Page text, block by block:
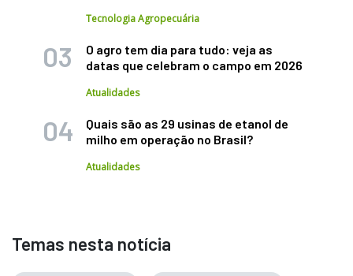
Tecnologia Agropecuária
O agro tem dia para tudo: veja as
datas que celebram o campo em 2026
Atualidades
Quais são as 29 usinas de etanol de
milho em operação no Brasil?
Atualidades
Temas nesta notícia